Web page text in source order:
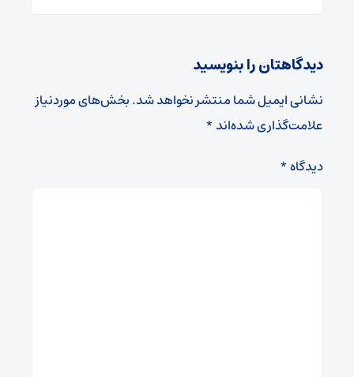
دیدگاهتان را بنویسید
نشانی ایمیل شما منتشر نخواهد شد.بخش‌های موردنیاز
علامت‌گذاری شده‌اند*
دیدگاه*